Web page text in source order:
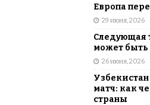
Европа
29 июня, 2026
Следующая
может быть
26 июня, 2026
матч: как
страны